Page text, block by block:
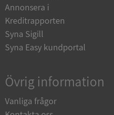
Annonsera i
Kreditrapporten
Syna Sigill
Syna Easy kundportal
Övrig information
Vanliga frågor